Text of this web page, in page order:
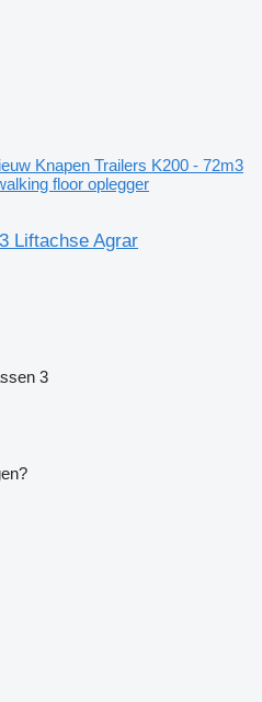
Knapen Trailers K200 - 72m3
floor oplegger
Liftachse Agrar
3